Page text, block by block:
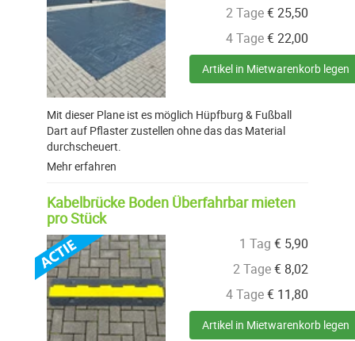
2 Tage€25,50
4 Tage€22,00
Artikel in Mietwarenkorb legen
Mit dieser Plane ist es möglich Hüpfburg & Fußball
Dart auf Pflaster zustellen ohne das das Material
durchscheuert.
Mehr erfahren
Kabelbrücke Boden Überfahrbar mieten
pro Stück
1 Tag € 5,90
2 Tage€ 8,02
4 Tage€ 11,80
Artikel in Mietwarenkorb legen